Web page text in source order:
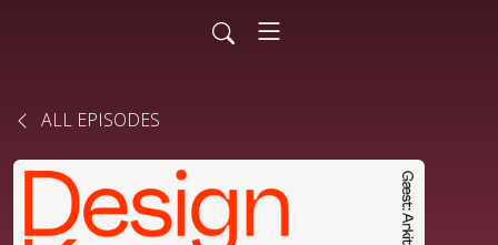
ALL EPISODES